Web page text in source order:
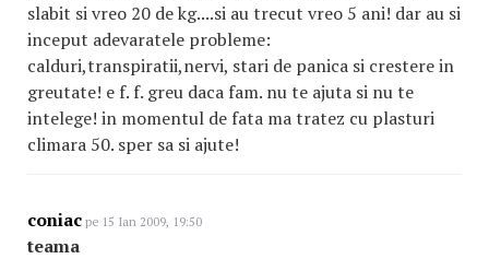
slabit si vreo 20 de kg....si au trecut vreo 5 ani! dar au si
inceput adevaratele probleme:
calduri,transpiratii,nervi, stari de panica si crestere in
greutate! e f. f. greu daca fam. nu te ajuta si nu te
intelege! in momentul de fata ma tratez cu plasturi
climara 50. sper sa si ajute!
coniac pe 15 Ian 2009, 19:50
teama